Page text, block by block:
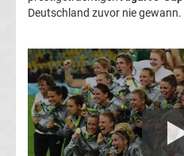
Triple-
Sieger
Liste
UEFA
Deutschland zuvor nie gewann.